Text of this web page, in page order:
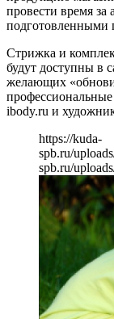
провести время
подготовленными
Стрижка и
будут доступны в
желающих
ibody.ru и
https://kuda-
spb.ru/
spb.ru/